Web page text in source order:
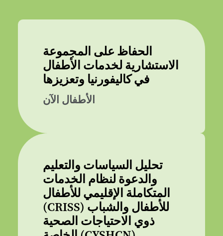
الحفاظ على المجموعة
الاستشارية لخدمات الأطفال
في كاليفورنيا وتعزيزها
الأطفال الآن
تحليل السياسات والتعليم
والدعوة لنظام الخدمات
المتكاملة الإقليمي للأطفال
(CRISS) للأطفال والشباب
ذوي الاحتياجات الصحية